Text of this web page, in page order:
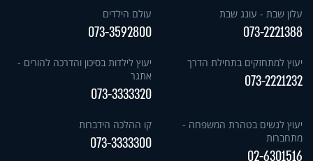
עלון שבת - עונג שבת
073-2221388
עולם הילדים
073-3592800
יעוץ למתחזקים בתחילת הדרך
073-2221232
יעוץ לילדות בסיכון והדרכה להורים -
אתגר
073-3333320
יעוץ לנשים בטהרת המשפחה -
מתחברות
02-6301516
קו ההלכה הידברות
073-3333300